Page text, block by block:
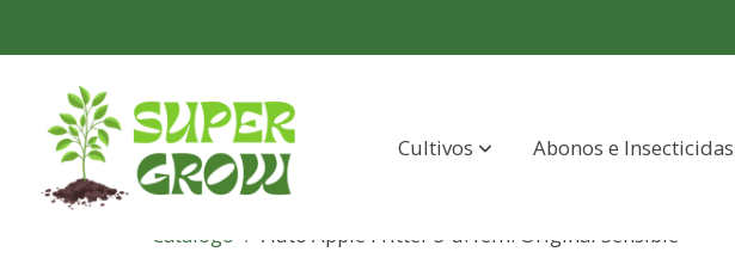
Cultivos Abonos e Insecticidas
Catálogo Auto Apple Fritter 3 u. fem. Original Sensible